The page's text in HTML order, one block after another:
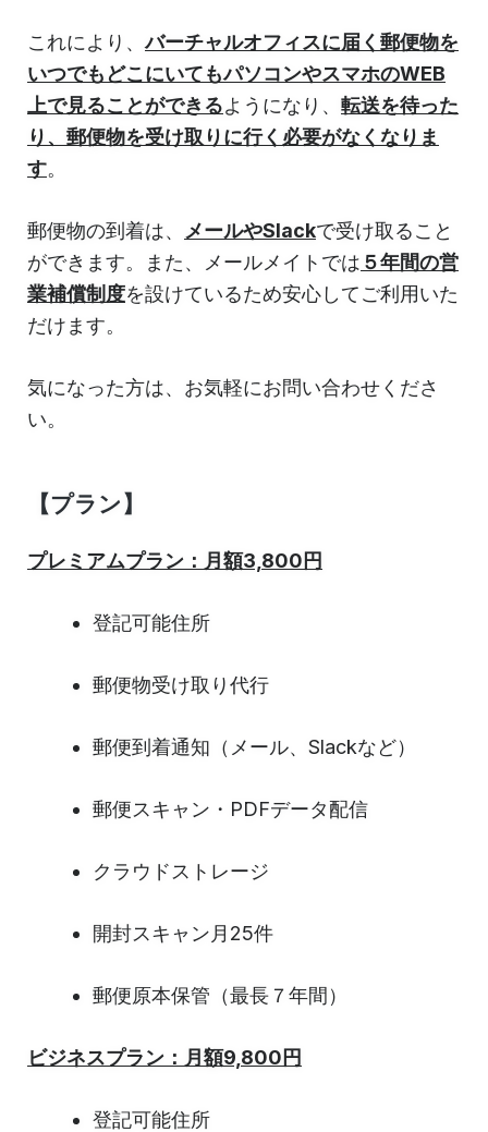
これにより、バーチャルオフィスに届く郵便物を
いつでもどこにいてもパソコンやスマホのWEB
上で見ることができるようになり、 転送を待った
り、郵便物を受け取りに行く必要がなくなりま
す。
郵便物の到着は、 メールやSlackで受け取ること
ができます。また、メールメイトでは ５年間の営
業補償制度を設けているため安心してご利用いた
だけます。
気になった方は、お気軽にお問い合わせくださ
い。
【プラン】
プレミアムプラン：月額3,800円
登記可能住所
郵便物受け取り代行
郵便到着通知（メール、Slackなど）
郵便スキャン・PDFデータ配信
クラウドストレージ
開封スキャン月25件
郵便原本保管（最長７年間）
ビジネスプラン：月額9,800円
登記可能住所